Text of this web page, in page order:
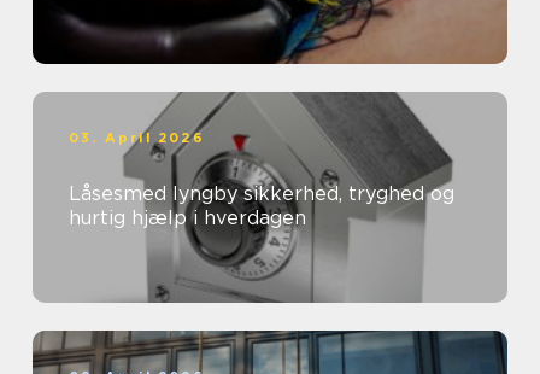
03. April 2026
Låsesmed lyngby sikkerhed, tryghed og
hurtig hjælp i hverdagen